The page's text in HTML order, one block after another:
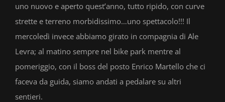
uno nuovo e aperto quest’anno, tutto ripido, con curve
strette e terreno morbidissimo…uno spettacolo!!! Il
mercoledì invece abbiamo girato in compagnia di Ale
Levra; al matino sempre nel bike park mentre al
pomeriggio, con il boss del posto Enrico Martello che ci
faceva da guida, siamo andati a pedalare su altri
sentieri.